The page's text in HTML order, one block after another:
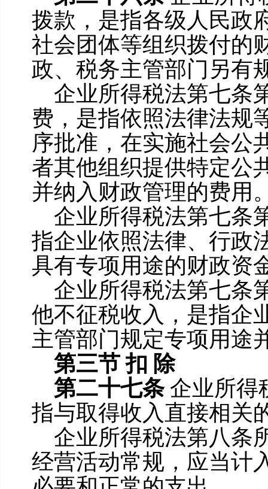
拨款，是指各级人民政
社会团体等组织拨付的
政、税务主管部门另有
企业所得税法第七条
费，是指依照法律法规
序批准，在实施社会公
者其他组织提供特定公
并纳入财政管理的费用
企业所得税法第七条
指企业依照法律、行政
具有专项用途的财政资
企业所得税法第七条
他不征税收入，是指企
主管部门规定专项用途
第三节 扣 除
第二十七条 企业所得
指与取得收入直接相关
企业所得税法第八条
经营活动常规，应当计